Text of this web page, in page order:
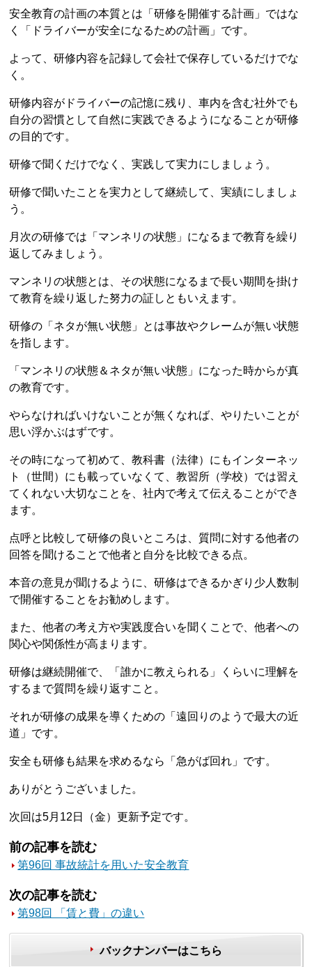
安全教育の計画の本質とは「研修を開催する計画」ではな
く「ドライバーが安全になるための計画」です。
よって、研修内容を記録して会社で保存しているだけでな
く。
研修内容がドライバーの記憶に残り、車内を含む社外でも
自分の習慣として自然に実践できるようになることが研修
の目的です。
研修で聞くだけでなく、実践して実力にしましょう。
研修で聞いたことを実力として継続して、実績にしましょ
う。
月次の研修では「マンネリの状態」になるまで教育を繰り
返してみましょう。
マンネリの状態とは、その状態になるまで長い期間を掛け
て教育を繰り返した努力の証しともいえます。
研修の「ネタが無い状態」とは事故やクレームが無い状態
を指します。
「マンネリの状態＆ネタが無い状態」になった時からが真
の教育です。
やらなければいけないことが無くなれば、やりたいことが
思い浮かぶはずです。
その時になって初めて、教科書（法律）にもインターネッ
ト（世間）にも載っていなくて、教習所（学校）では習え
てくれない大切なことを、社内で考えて伝えることができ
ます。
点呼と比較して研修の良いところは、質問に対する他者の
回答を聞けることで他者と自分を比較できる点。
本音の意見が聞けるように、研修はできるかぎり少人数制
で開催することをお勧めします。
また、他者の考え方や実践度合いを聞くことで、他者への
関心や関係性が高まります。
研修は継続開催で、「誰かに教えられる」くらいに理解を
するまで質問を繰り返すこと。
それが研修の成果を導くための「遠回りのようで最大の近
道」です。
安全も研修も結果を求めるなら「急がば回れ」です。
ありがとうございました。
次回は5月12日（金）更新予定です。
前の記事を読む
第96回 事故統計を用いた安全教育
次の記事を読む
第98回 「賃と費」の違い
バックナンバーはこちら